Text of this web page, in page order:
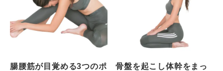
腸腰筋が目覚める3つのポ
骨盤を起こし体幹をまっ